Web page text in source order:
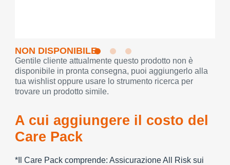
NON DISPONIBILE
Gentile cliente attualmente questo prodotto non è
disponibile in pronta consegna, puoi aggiungerlo alla
tua wishlist oppure usare lo strumento ricerca per
trovare un prodotto simile.
A cui aggiungere il costo del
Care Pack
*Il Care Pack comprende: Assicurazione All Risk sui